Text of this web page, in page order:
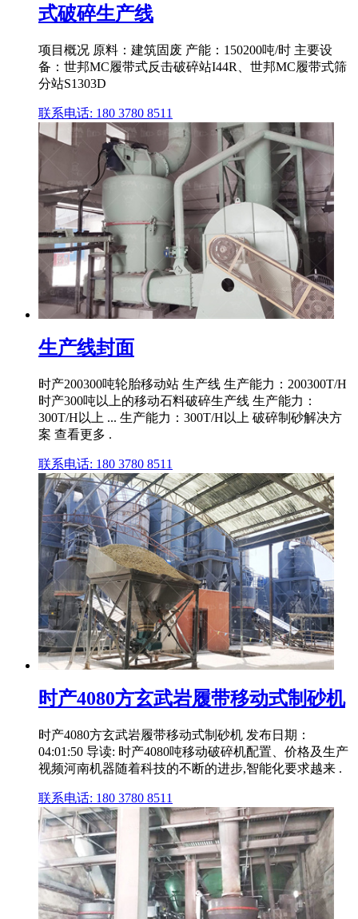
式破碎生产线
项目概况 原料：建筑固废 产能：150200吨/时 主要设
备：世邦MC履带式反击破碎站I44R、世邦MC履带式筛
分站S1303D
联系电话: 180 3780 8511
生产线封面
时产200300吨轮胎移动站 生产线 生产能力：200300T/H
时产300吨以上的移动石料破碎生产线 生产能力：
300T/H以上 ... 生产能力：300T/H以上 破碎制砂解决方
案 查看更多 .
联系电话: 180 3780 8511
时产4080方玄武岩履带移动式制砂机
时产4080方玄武岩履带移动式制砂机 发布日期：
04:01:50 导读: 时产4080吨移动破碎机配置、价格及生产
视频河南机器随着科技的不断的进步,智能化要求越来 .
联系电话: 180 3780 8511